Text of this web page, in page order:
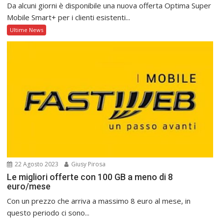
Da alcuni giorni è disponibile una nuova offerta Optima Super
Mobile Smart+ per i clienti esistenti...
Ultime News
22 Agosto 2023 Giusy Pirosa
Le migliori offerte con 100 GB a meno di 8
euro/mese
Con un prezzo che arriva a massimo 8 euro al mese, in
questo periodo ci sono...